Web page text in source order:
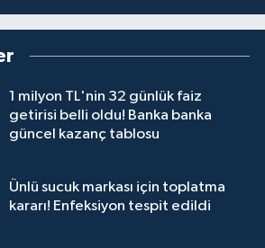
1 milyon TL'nin 32 günlük faiz
getirisi belli oldu! Banka banka
güncel kazanç tablosu
Ünlü sucuk markası için toplatma
kararı! Enfeksiyon tespit edildi